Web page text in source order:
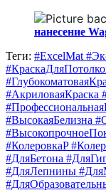
нанесение
Теги: #ExcelMat
#АкриловаяКраска
#ВысокаяБелизна
#КолеровкаP
#ДляБетона
#ДляЛепнины